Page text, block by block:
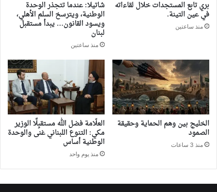
بري تابع المستجدات خلال لقاءاته
في عين التينة.
منذ ساعتين
شاتيلا: عندما تتجذر الوحدة
الوطنية، ويترسخ السلم الأهلي،
ويسود القانون… يبدأ مستقبل
لبنان
منذ ساعتين
‏الخليج بين وهم الحماية وحقيقة
الصمود
منذ 3 ساعات
العلّامة فضل الله مستقبِلًا الوزير
مكي: التنوع اللبناني غنى والوحدة
الوطنية أساس
منذ يوم واحد